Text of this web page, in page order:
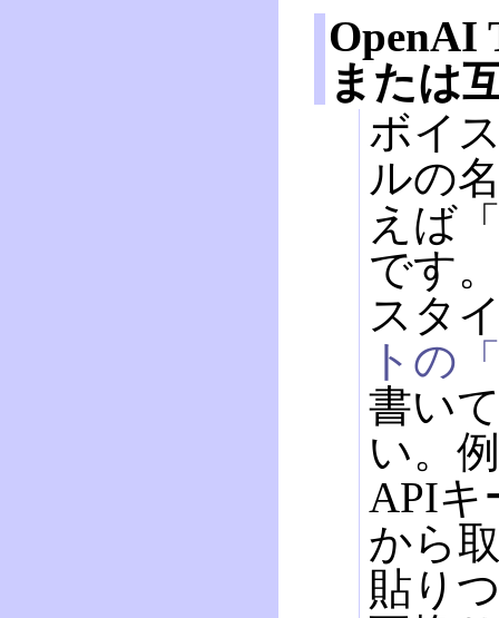
OpenAI
または
ボイ
ルの
えば
です
スタ
トの
書い
い。
APIキ
から
貼り